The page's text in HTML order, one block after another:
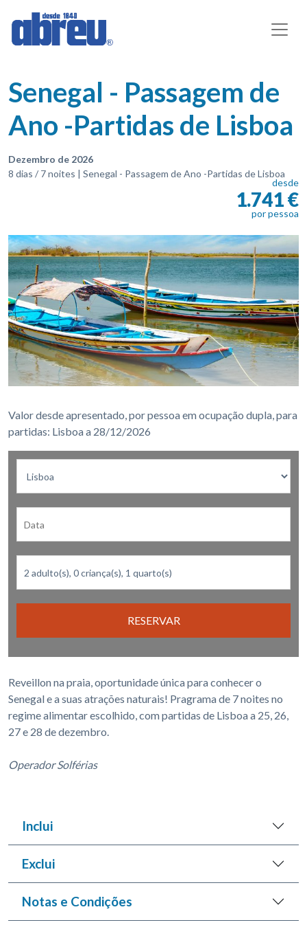
Senegal - Passagem de
Ano -Partidas de Lisboa
Dezembro de 2026
8 dias / 7 noites | Senegal - Passagem de Ano -Partidas de Lisboa
desde
1.741 €
por pessoa
Valor desde apresentado, por pessoa em ocupação dupla, para
partidas: Lisboa a 28/12/2026
RESERVAR
Reveillon na praia, oportunidade única para conhecer o
Senegal e a suas atrações naturais! Pragrama de 7 noites no
regime alimentar escolhido, com partidas de Lisboa a 25, 26,
27 e 28 de dezembro.
Operador Solférias
Inclui
Exclui
Notas e Condições